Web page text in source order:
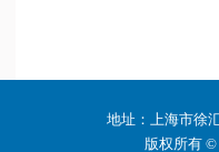
地址：上海市徐
版权所有 ©